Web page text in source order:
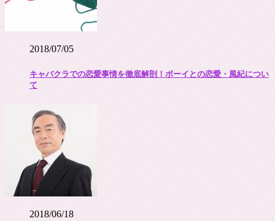
2018/07/05
キャバクラでの恋愛事情を徹底解剖！ボーイとの恋愛・風紀につい
て
2018/06/18